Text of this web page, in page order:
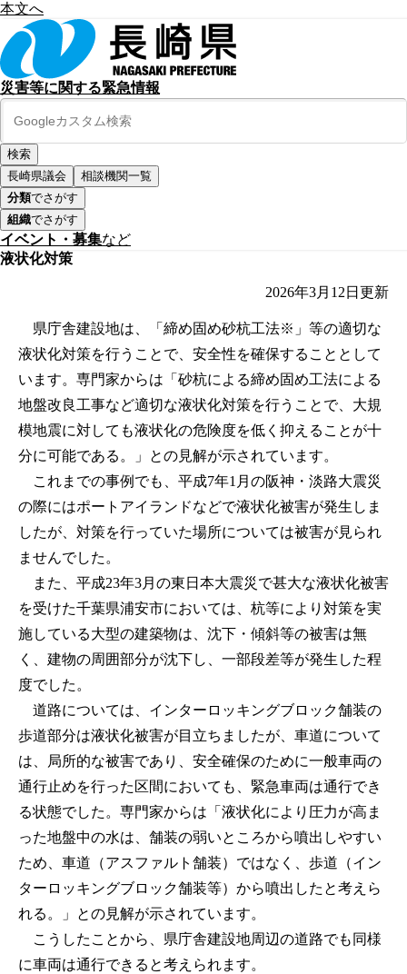
本文へ
災害等に関する緊急情報
長崎県議会
相談機関一覧
分類でさがす
組織でさがす
イベント・募集など
液状化対策
2026年3月12日 更新
県庁舎建設地は、「締め固め砂杭工法※」等の適切な
液状化対策を行うことで、安全性を確保することとして
います。専門家からは「砂杭による締め固め工法による
地盤改良工事など適切な液状化対策を行うことで、大規
模地震に対しても液状化の危険度を低く抑えることが十
分に可能である。」との見解が示されています。
これまでの事例でも、平成7年1月の阪神・淡路大震災
の際にはポートアイランドなどで液状化被害が発生しま
したが、対策を行っていた場所については被害が見られ
ませんでした。
また、平成23年3月の東日本大震災で甚大な液状化被害
を受けた千葉県浦安市においては、杭等により対策を実
施している大型の建築物は、沈下・傾斜等の被害は無
く、建物の周囲部分が沈下し、一部段差等が発生した程
度でした。
道路については、インターロッキングブロック舗装の
歩道部分は液状化被害が目立ちましたが、車道について
は、局所的な被害であり、安全確保のために一般車両の
通行止めを行った区間においても、緊急車両は通行でき
る状態でした。専門家からは「液状化により圧力が高ま
った地盤中の水は、舗装の弱いところから噴出しやすい
ため、車道（アスファルト舗装）ではなく、歩道（イン
ターロッキングブロック舗装等）から噴出したと考えら
れる。」との見解が示されています。
こうしたことから、県庁舎建設地周辺の道路でも同様
に車両は通行できると考えられます。